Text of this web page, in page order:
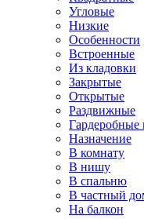
Угловые
Низкие
Особенности
Встроенные
Из кладовки
Закрытые
Открытые
Раздвижные
Назначение
В комнату
В нишу
В спальню
В частный
На балкон